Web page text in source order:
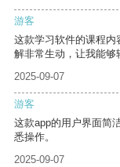
游客
这款学习软件的课程
解非常生动，让我能够
2025-09-07
游客
这款app的用户界面简
悉操作。
2025-09-07